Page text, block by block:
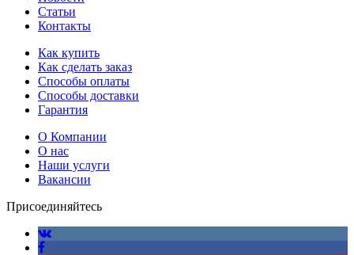
Статьи
Контакты
Как купить
Как сделать заказ
Способы оплаты
Способы доставки
Гарантия
О Компании
О нас
Наши услуги
Вакансии
Присоединяйтесь